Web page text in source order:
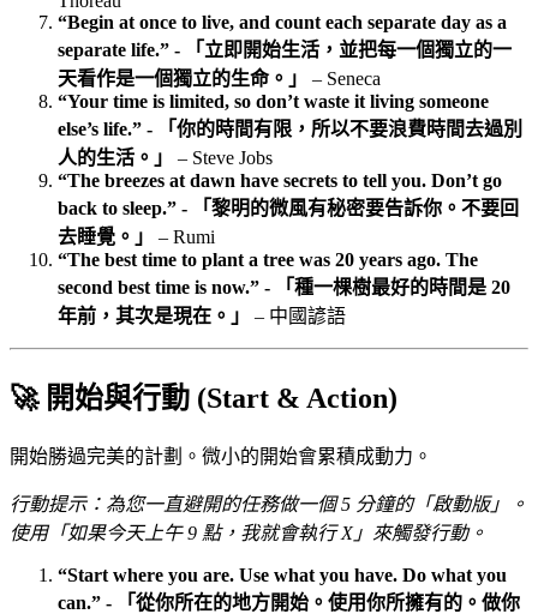
“Begin at once to live, and count each separate day as a
separate life.” - 「立即開始生活，並把每一個獨立的一
天看作是一個獨立的生命。」
– Seneca
“Your time is limited, so don’t waste it living someone
else’s life.” - 「你的時間有限，所以不要浪費時間去過別
人的生活。」
– Steve Jobs
“The breezes at dawn have secrets to tell you. Don’t go
back to sleep.” - 「黎明的微風有秘密要告訴你。不要回
去睡覺。」
– Rumi
“The best time to plant a tree was 20 years ago. The
second best time is now.” - 「種一棵樹最好的時間是 20
年前，其次是現在。」
– 中國諺語
🚀 開始與行動 (Start & Action)
開始勝過完美的計劃。微小的開始會累積成動力。
行動提示：為您一直避開的任務做一個 5 分鐘的「啟動版」。
使用「如果今天上午 9 點，我就會執行 X」來觸發行動。
“Start where you are. Use what you have. Do what you
can.” - 「從你所在的地方開始。使用你所擁有的。做你